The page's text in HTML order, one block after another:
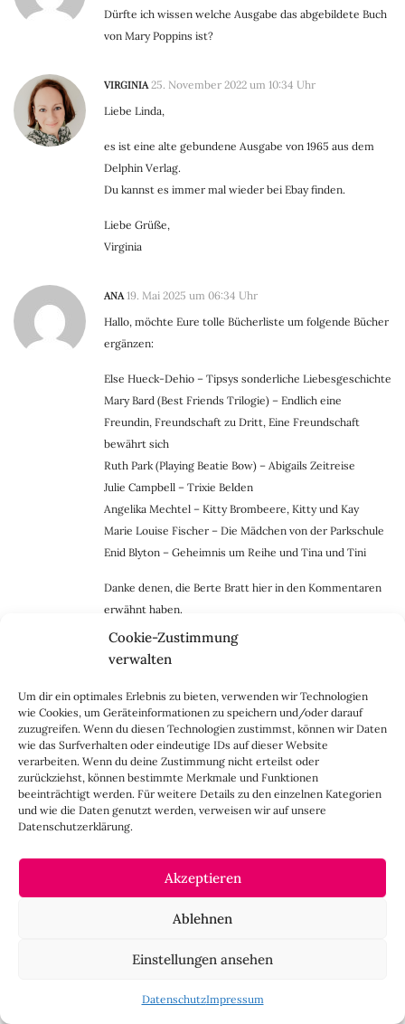
Cookie-Zustimmung
verwalten
Um dir ein optimales Erlebnis zu bieten, verwenden wir Technologien
wie Cookies, um Geräteinformationen zu speichern und/oder darauf
zuzugreifen. Wenn du diesen Technologien zustimmst, können wir Daten
wie das Surfverhalten oder eindeutige IDs auf dieser Website
verarbeiten. Wenn du deine Zustimmung nicht erteilst oder
zurückziehst, können bestimmte Merkmale und Funktionen
beeinträchtigt werden. Für weitere Details zu den einzelnen Kategorien
und wie die Daten genutzt werden, verweisen wir auf unsere
Datenschutzerklärung.
Akzeptieren
Ablehnen
Einstellungen ansehen
DatenschutzImpressum
Dürfte ich wissen welche Ausgabe das abgebildete Buch
von Mary Poppins ist?
VIRGINIA 25. November 2022 um 10:34 Uhr
Liebe Linda,
es ist eine alte gebundene Ausgabe von 1965 aus dem
Delphin Verlag.
Du kannst es immer mal wieder bei Ebay finden.
Liebe Grüße,
Virginia
ANA 19. Mai 2025 um 06:34 Uhr
Hallo, möchte Eure tolle Bücherliste um folgende Bücher
ergänzen:
Else Hueck-Dehio – Tipsys sonderliche Liebesgeschichte
Mary Bard (Best Friends Trilogie) – Endlich eine
Freundin, Freundschaft zu Dritt, Eine Freundschaft
bewährt sich
Ruth Park (Playing Beatie Bow) – Abigails Zeitreise
Julie Campbell – Trixie Belden
Angelika Mechtel – Kitty Brombeere, Kitty und Kay
Marie Louise Fischer – Die Mädchen von der Parkschule
Enid Blyton – Geheimnis um Reihe und Tina und Tini
Danke denen, die Berte Bratt hier in den Kommentaren
erwähnt haben.
Deine E-Mail-Adresse wird nicht veröffentlicht. Erforderliche
Felder sind mit*markiert